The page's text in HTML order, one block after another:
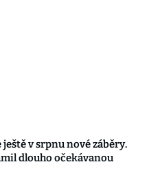
ještě v srpnu nové záběry.
dlouho očekávanou